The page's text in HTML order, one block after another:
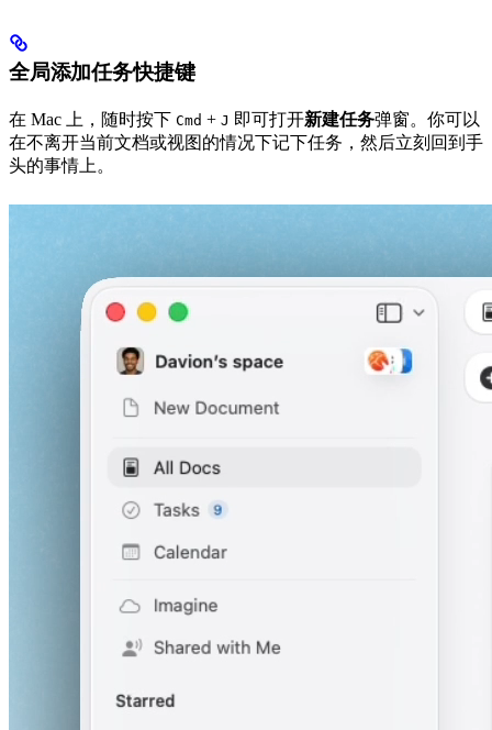
全局添加任务快捷键
在 Mac 上，随时按下 Cmd + J 即可打开新建任务弹窗。你可以
在不离开当前文档或视图的情况下记下任务，然后立刻回到手
头的事情上。